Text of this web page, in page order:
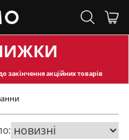
закінчення акційних товарів